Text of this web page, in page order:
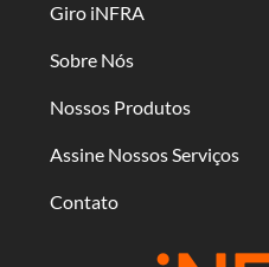
Giro iNFRA
Sobre Nós
Nossos Produtos
Assine Nossos Serviços
Contato